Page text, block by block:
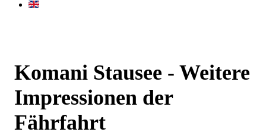
Komani Stausee - Weitere
Impressionen der
Fährfahrt